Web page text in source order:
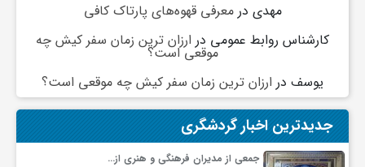
مهدی درمعرفی قهوه‌های پارتاک کافی
کارشناس روابط عمومی در ارزان ترین زمان سفر کیش چه
موقعی است؟
یوسف در ارزان ترین زمان سفر کیش چه موقعی است؟
جدیدترین اخبار گردشگری
جمعی از مدیران فرهنگی و هنری از…